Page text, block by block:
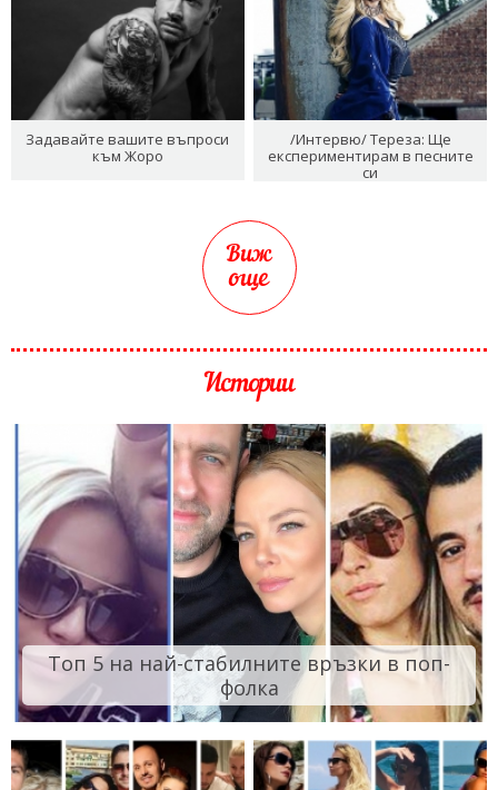
Задавайте вашите въпроси
към Жоро
/Интервю/ Тереза: Ще
експериментирам в песните
си
Виж
още
Истории
Топ 5 на най-стабилните връзки в поп-
фолка